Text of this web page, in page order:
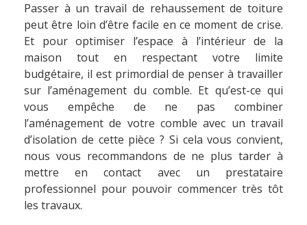
Passer à un travail de rehaussement de toiture
peut être loin d’être facile en ce moment de crise.
Et pour optimiser l’espace à l’intérieur de la
maison tout en respectant votre limite
budgétaire, il est primordial de penser à travailler
sur l’aménagement du comble. Et qu’est-ce qui
vous empêche de ne pas combiner
l’aménagement de votre comble avec un travail
d’isolation de cette pièce ? Si cela vous convient,
nous vous recommandons de ne plus tarder à
mettre en contact avec un prestataire
professionnel pour pouvoir commencer très tôt
les travaux.